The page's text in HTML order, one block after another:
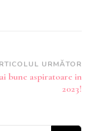
URMĂTOR
bune aspiratoare in
2023!